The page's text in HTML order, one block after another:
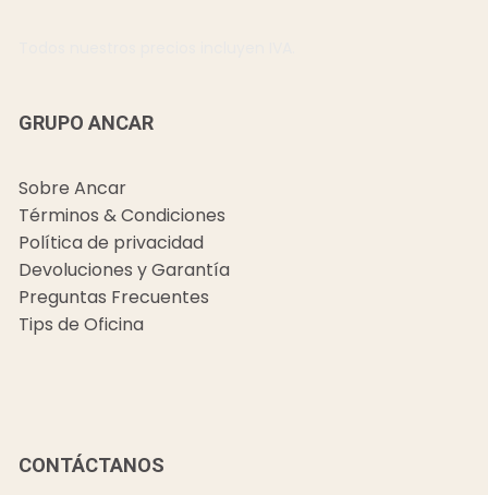
GRUPO ANCAR
Sobre Ancar
Términos & Condiciones
Política de privacidad
Devoluciones y Garantía
Preguntas Frecuentes
Tips de Oficina
CONTÁCTANOS